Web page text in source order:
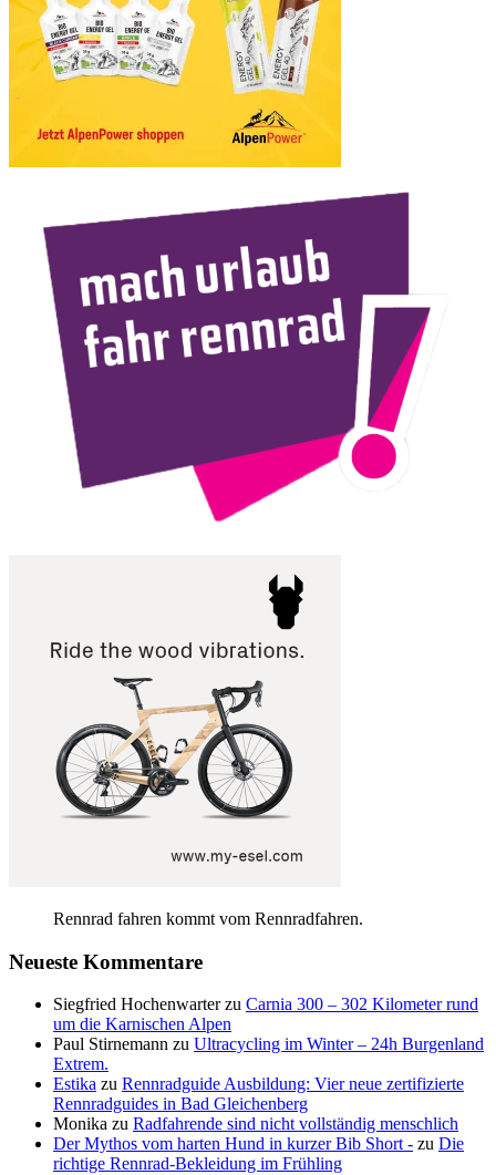
Rennrad fahren kommt vom Rennradfahren.
Neueste Kommentare
Siegfried Hochenwarterzu Carnia 300 – 302 Kilometer rund
um die Karnischen Alpen
Paul Stirnemann zu Ultracycling im Winter – 24h Burgenland
Extrem.
Estika zu Rennradguide Ausbildung: Vier neue zertifizierte
Rennradguides in Bad Gleichenberg
Monika zu Radfahrende sind nicht vollständig menschlich
Der Mythos vom harten Hund in kurzer Bib Short - zu Die
richtige Rennrad-Bekleidung im Frühling